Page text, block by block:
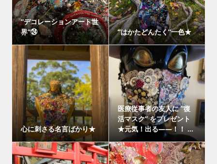
”デコレーションアート世
界”㉔
”はかたどんたく”一色★
心に刺さる名言ばかり★
医療従事者の友人に ”復
活マスク” をプレゼント
★元気！出る――！！ ...